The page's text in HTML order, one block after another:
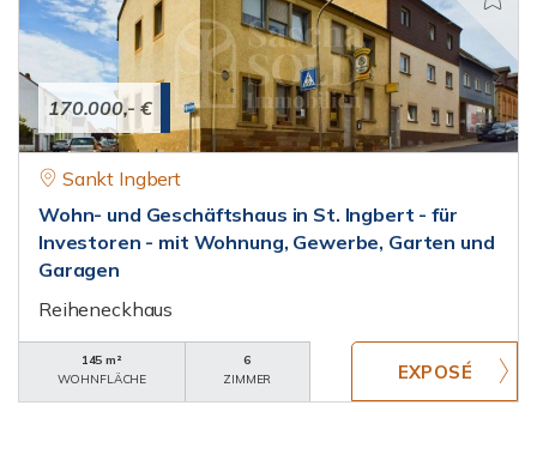
170.000,- €
Sankt Ingbert
Wohn- und Geschäftshaus in St. Ingbert - für
Investoren - mit Wohnung, Gewerbe, Garten und
Garagen
Reiheneckhaus
145 m²
WOHNFLÄCHE
6
ZIMMER